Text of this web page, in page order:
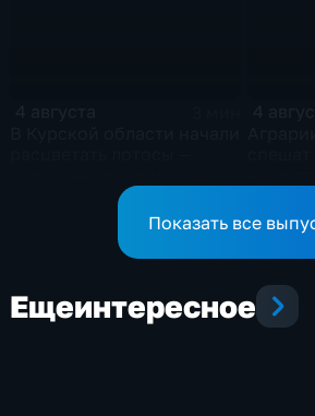
Показать все
Ещеинтересное